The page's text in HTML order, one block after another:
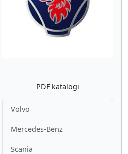
Atpakaļ
PDF katalogi
Volvo
Mercedes-Benz
Scania